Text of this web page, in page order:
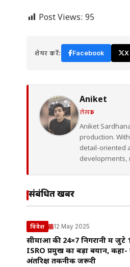
Post Views: 95
शेयर करें: Facebook X
Aniket
लेखक
Aniket
production.
detail-oriented
developments,
संबंधित खबरें
विदेश 12 May 2025
सीमाओं की 24×7 निगरानी में जुटे
ISRO प्रमुख का बड़ा बयान, कहा-
अंतरिक्ष तकनीक जरूरी